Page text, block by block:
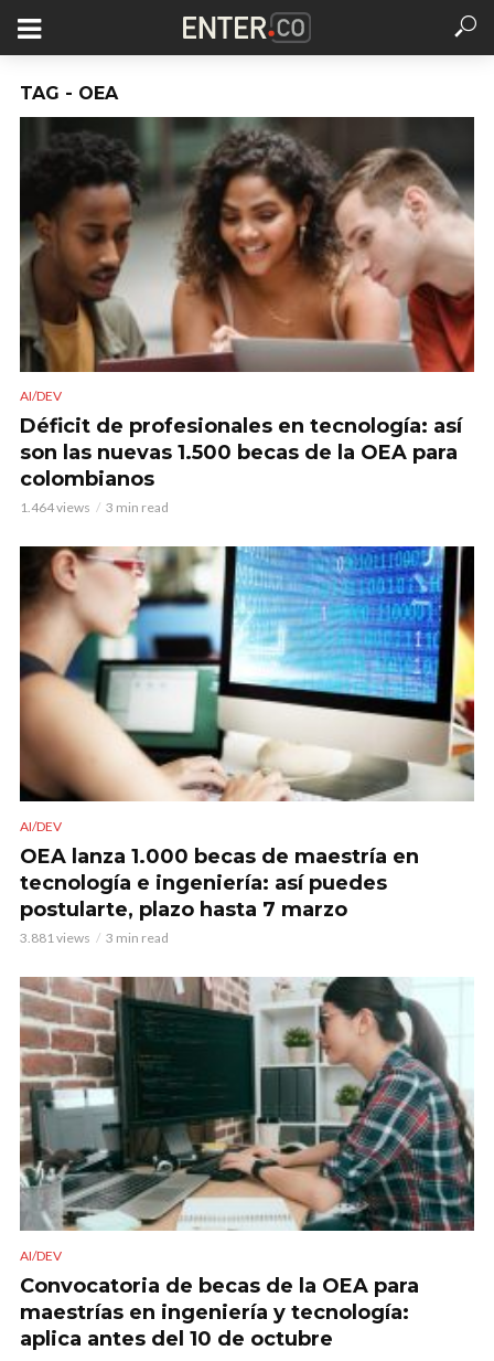
TAG - OEA
AI/DEV
Déficit de profesionales en tecnología: así
son las nuevas 1.500 becas de la OEA para
colombianos
1.464 views 3 min read
AI/DEV
OEA lanza 1.000 becas de maestría en
tecnología e ingeniería: así puedes
postularte, plazo hasta 7 marzo
3.881 views 3 min read
AI/DEV
Convocatoria de becas de la OEA para
maestrías en ingeniería y tecnología:
aplica antes del 10 de octubre